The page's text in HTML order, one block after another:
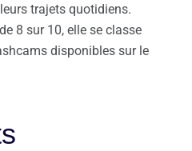
trajets quotidiens.
8 sur 10, elle se classe
disponibles sur le